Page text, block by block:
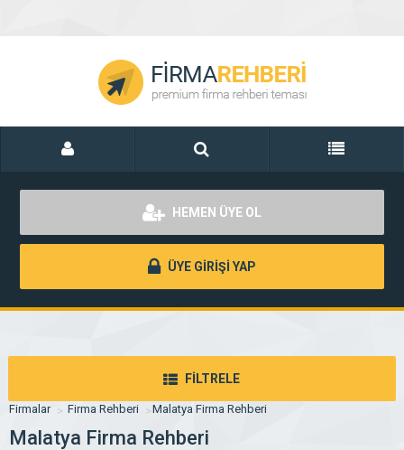
HEMEN ÜYE OL
ÜYE GİRİŞİ YAP
FİLTRELE
Firmalar Firma Rehberi Malatya Firma Rehberi
Malatya Firma Rehberi